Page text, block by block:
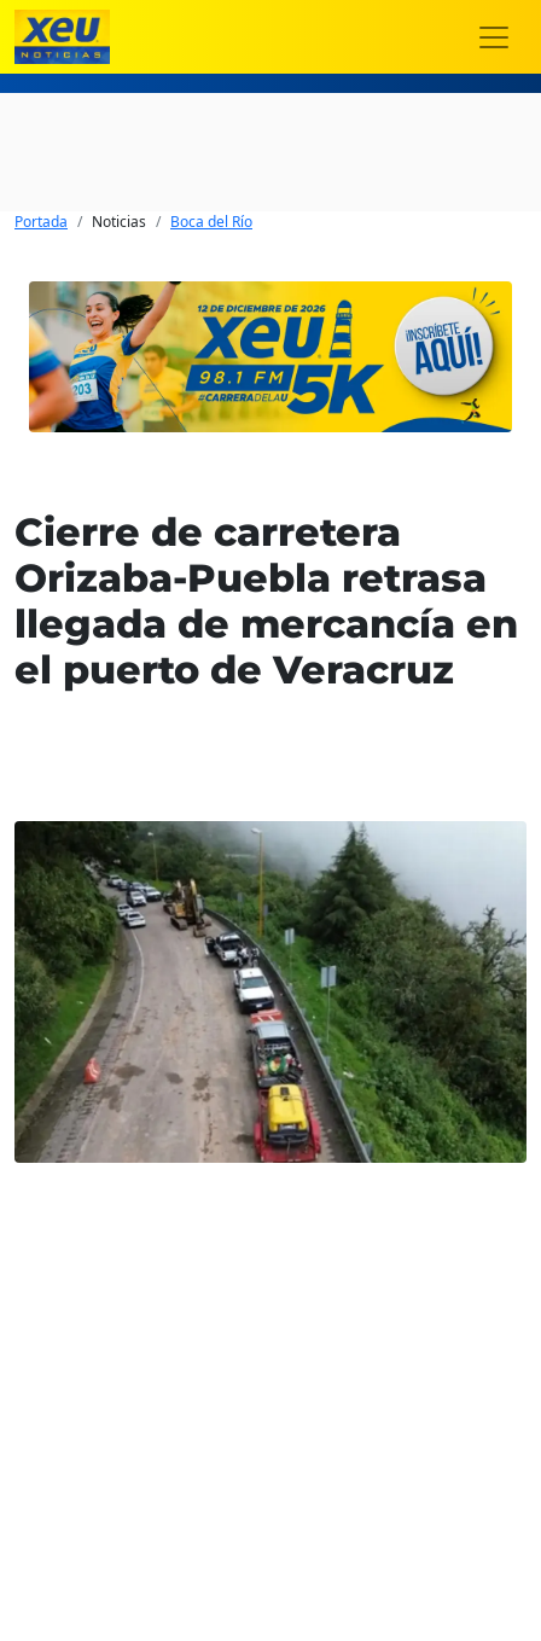
Portada Noticias Boca del Río
Cierre de carretera
Orizaba-Puebla retrasa
llegada de mercancía en
el puerto de Veracruz